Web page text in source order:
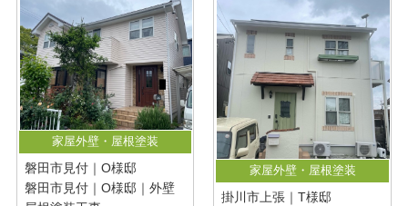
家屋外壁・屋根塗装
磐田市見付｜O様邸
磐田市見付｜O様邸｜外壁
家屋外壁・屋根塗装
掛川市上張｜T様邸